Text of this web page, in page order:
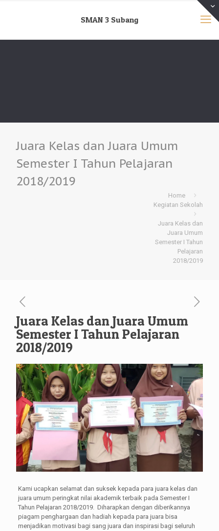
SMAN 3 Subang
Juara Kelas dan Juara Umum
Semester I Tahun Pelajaran
2018/2019
Home
Kegiatan Sekolah
Juara Kelas dan
Juara Umum
Semester I Tahun
Pelajaran
2018/2019
Juara Kelas dan Juara Umum
Semester I Tahun Pelajaran
2018/2019
Kami ucapkan selamat dan suksek kepada para juara kelas dan
juara umum peringkat nilai akademik terbaik pada Semester I
Tahun Pelajaran 2018/2019. Diharapkan dengan diberikannya
piagam penghargaan dan hadiah kepada para juara bisa
menjadikan motivasi bagi sang juara dan inspirasi bagi seluruh